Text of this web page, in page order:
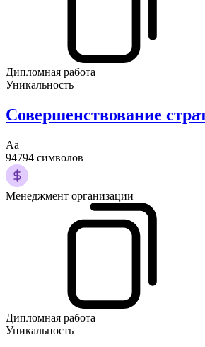
Дипломная работа
Уникальность
Совершенствование
Аа
94794 символов
Менеджмент организации
Дипломная работа
Уникальность